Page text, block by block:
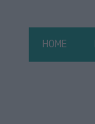
HOME